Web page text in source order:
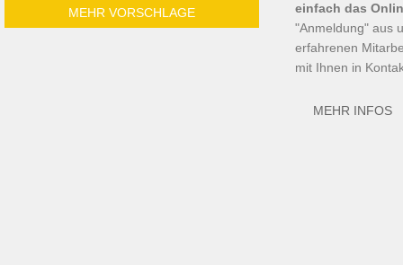
MEHR VORSCHLAGE
einfach das
"Anmeldung" aus
erfahrenen
mit Ihnen in
MEHR INFOS